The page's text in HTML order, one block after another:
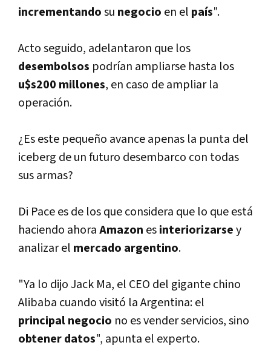
incrementandosu negocio en el paí­s".
Acto seguido, adelantaron que los
desembolsos podrí­an ampliarse hasta los
u$s200 millones, en caso de ampliar la
operación.
¿Es este pequeño avance apenas la punta del
iceberg de un futuro desembarco con todas
sus armas?
Di Pace es de los que considera que lo que está
haciendo ahoraAmazon esinteriorizarsey
analizar el mercado argentino.
"Ya lo dijo Jack Ma, el CEO del gigante chino
Alibaba cuando visitó la Argentina: el
principal negocio no es vender servicios, sino
obtener datos", apunta el experto.